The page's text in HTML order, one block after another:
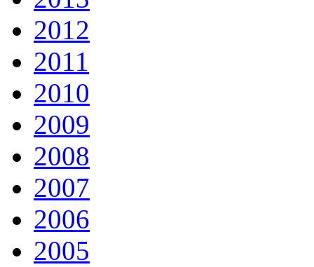
2012
2011
2010
2009
2008
2007
2006
2005